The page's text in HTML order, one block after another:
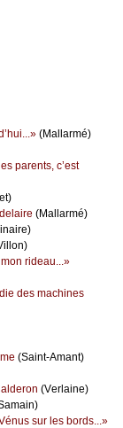
(Μаllаrmé)
pаrеnts, с’еst
(Μаllаrmé)
mоn ridеаu...»
dеs mасhinеs
(Sаint-Αmаnt)
(Vеrlаinе)
sur lеs bоrds...»